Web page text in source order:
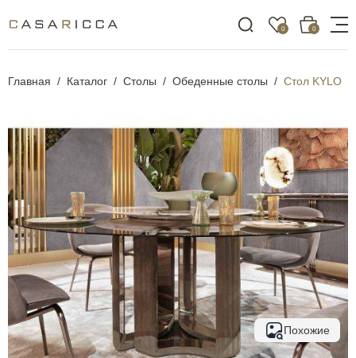
0 0
Главная Каталог Столы Обеденные столы Стол KYLO
Похожие